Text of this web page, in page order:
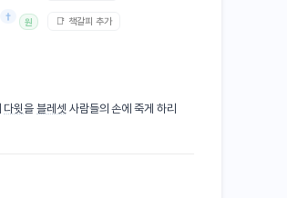
† 원 📑 책갈피 추가
다윗을 블레셋 사람들의 손에 죽게 하리